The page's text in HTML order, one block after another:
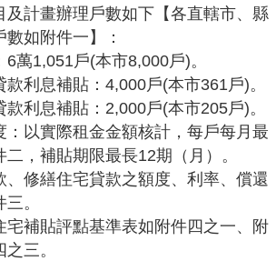
及計畫辦理戶數如下【各直轄市、縣
數如附件一】：
6萬1,051戶(本市8,000戶)。
款利息補貼： 4,000戶(本市361戶)。
款利息補貼： 2,000戶(本市205戶)。
：以實際租金金額核計，每戶每月最
二，補貼期限最長12期（月）。
、修繕住宅貸款之額度、利率、償還
。
宅補貼評點基準表如附件四之一、附
三。